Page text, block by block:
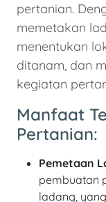
pertanian.
memetakan
menentukan
ditanam, dan
kegiatan
Manfaat
Pertanian:
Pemetaan
pembuatan
ladang,